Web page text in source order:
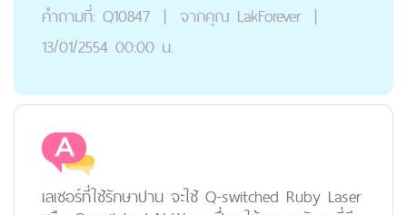
คำถามที่: Q10847 | จากคุณ LakForever |
13/01/2554 00:00 น.
เลเซอร์ที่ใช้รักษาปาน จะใช้ Q-switched Ruby Laser